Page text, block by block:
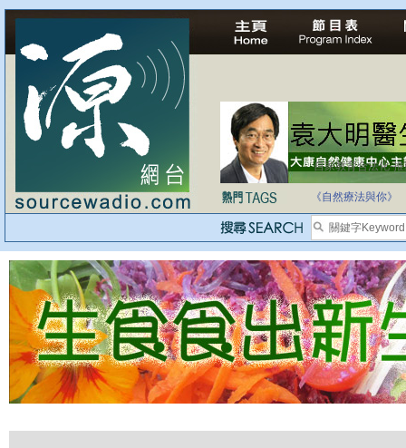
自家教育合法化-
《自然療法與你》